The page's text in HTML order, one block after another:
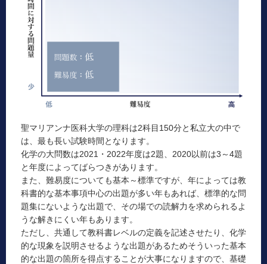
聖マリアンナ医科大学の理科は2科目150分と私立大の中で
は、最も長い試験時間となります。
化学の大問数は2021・2022年度は2題、2020以前は3～4題
と年度によってばらつきがあります。
また、難易度についても基本～標準ですが、年によっては教
科書的な基本事項中心の出題が多い年もあれば、標準的な問
題集にないような出題で、その場での読解力を求められるよ
うな解きにくい年もあります。
ただし、共通して教科書レベルの定義を記述させたり、化学
的な現象を説明させるような出題があるためそういった基本
的な出題の箇所を得点することが大事になりますので、基礎